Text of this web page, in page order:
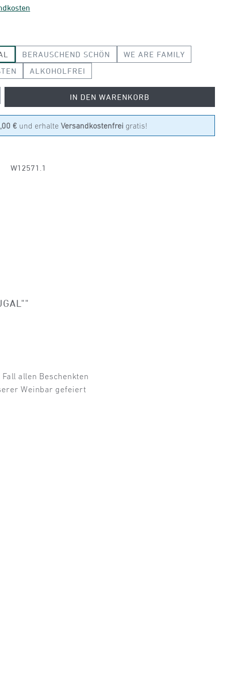
BERAUSCHEND SCHÖN
WE ARE FAMILY
ALKOHOLFREI
den gewünschten Wert ein oder benutze
IN DEN WARENKORB
€ und erhalte Versandkostenfrei gratis!
W12571.1
allen Beschenkten
Weinbar gefeiert